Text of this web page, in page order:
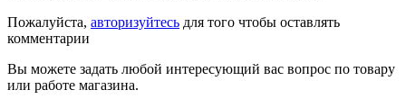
Пожалуйста, авторизуйтесь для того чтобы оставлять
комментарии
Вы можете задать любой интересующий вас вопрос по товару
или работе магазина.